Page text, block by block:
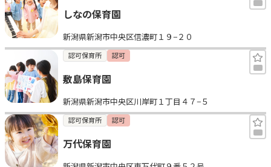
しなの保育園
新潟県新潟市中央区信濃町１９−２０
認可保育所 認可
敷島保育園
新潟県新潟市中央区川岸町１丁目４７−５
認可保育所 認可
万代保育園